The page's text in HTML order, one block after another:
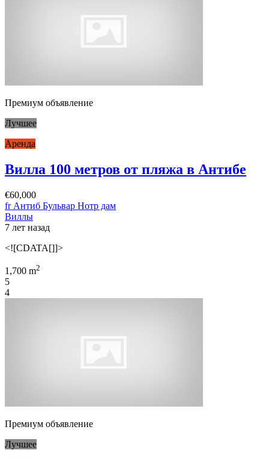
Премиум объявление
Лучшее
Аренда
Вилла 100 метров от пляжа в Антибе
€60,000
fr Антиб Бульвар Нотр дам
Виллы
7 лет назад
<![CDATA[]]>
1,700 m2
5
4
Премиум объявление
Лучшее